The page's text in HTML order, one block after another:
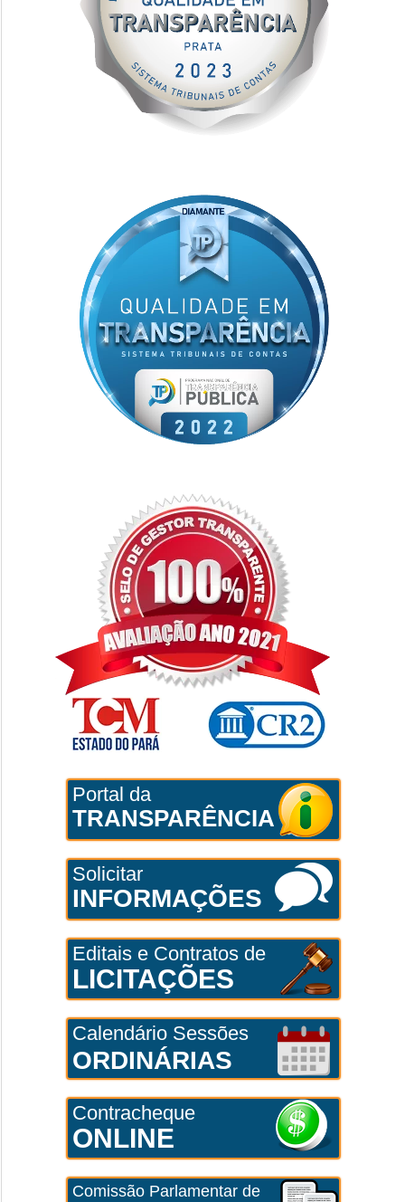
Portal da
TRANSPARÊNCIA
Solicitar
INFORMAÇÕES
Editais e Contratos de
LICITAÇÕES
Calendário Sessões
ORDINÁRIAS
Contracheque
ONLINE
Comissão Parlamentar de